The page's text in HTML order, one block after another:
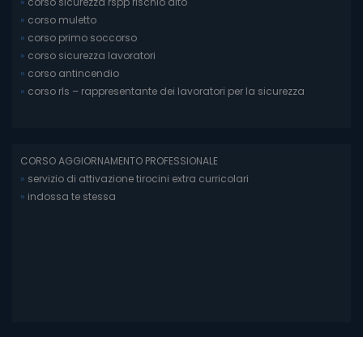
» corso muletto
» corso primo soccorso
» corso sicurezza lavoratori
» corso antincendio
» corso rls – rappresentante dei lavoratori per la sicurezza
CORSO AGGIORNAMENTO PROFESSIONALE
» servizio di attivazione tirocini extra curricolari
» indossa te stessa